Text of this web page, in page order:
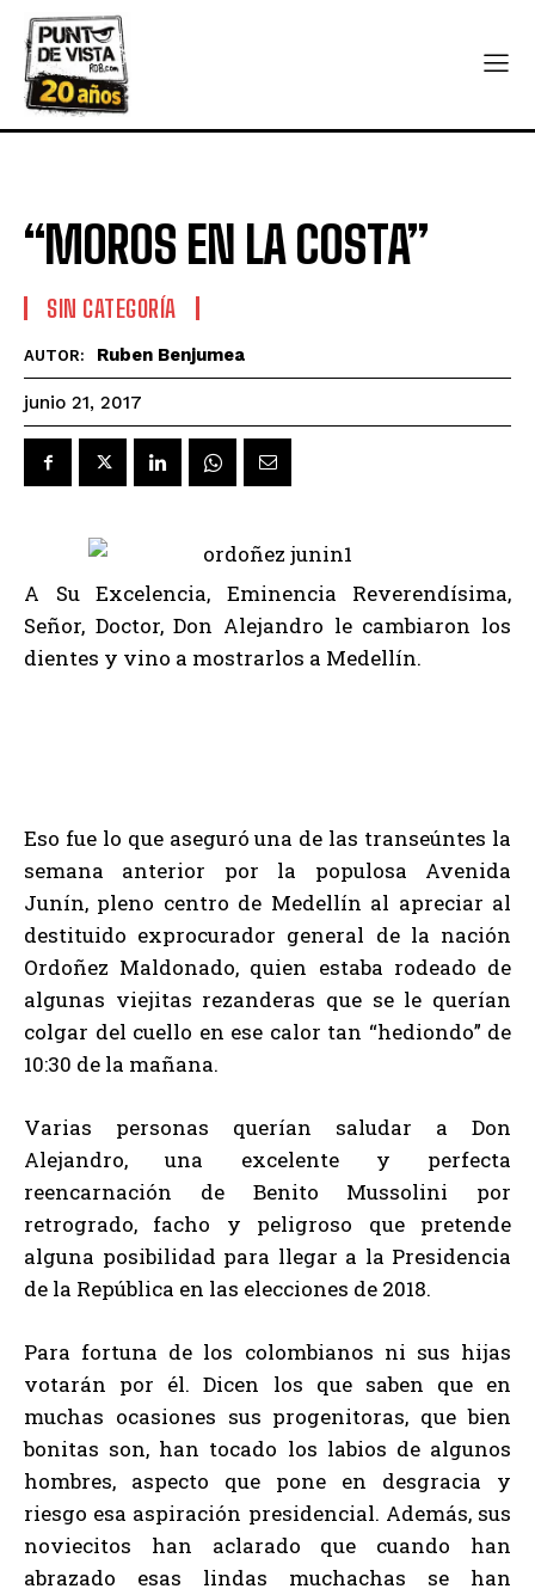
“MOROS EN LA COSTA”
SIN CATEGORÍA
AUTOR: Ruben Benjumea
junio 21, 2017
A Su Excelencia, Eminencia Reverendísima,
Señor, Doctor, Don Alejandro le cambiaron los
dientes y vino a mostrarlos a Medellín.
Eso fue lo que aseguró una de las transeúntes la
semana anterior por la populosa Avenida
Junín, pleno centro de Medellín al apreciar al
destituido exprocurador general de la nación
Ordoñez Maldonado, quien estaba rodeado de
algunas viejitas rezanderas que se le querían
colgar del cuello en ese calor tan “hediondo” de
10:30 de la mañana.
Varias personas querían saludar a Don
Alejandro, una excelente y perfecta
reencarnación de Benito Mussolini por
retrogrado, facho y peligroso que pretende
alguna posibilidad para llegar a la Presidencia
de la República en las elecciones de 2018.
Para fortuna de los colombianos ni sus hijas
votarán por él. Dicen los que saben que en
muchas ocasiones sus progenitoras, que bien
bonitas son, han tocado los labios de algunos
hombres, aspecto que pone en desgracia y
riesgo esa aspiración presidencial. Además, sus
noviecitos han aclarado que cuando han
abrazado esas lindas muchachas se han